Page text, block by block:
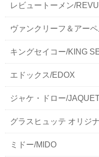
レビュートーメン/
ヴァンクリーフ＆アー
キングセイコー/KING
エドックス/EDOX
ジャケ・ドロー/
グラスヒュッテ オリジ
ミドー/MIDO